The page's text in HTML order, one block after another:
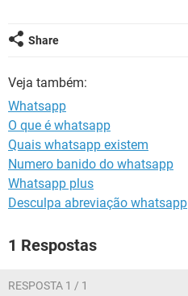
GUIA DE COMPRAS
Share
Veja também:
Whatsapp
O que é whatsapp
Quais whatsapp existem
Numero banido do whatsapp
Whatsapp plus
Desculpa abreviação whatsapp
1 Respostas
RESPOSTA 1 / 1